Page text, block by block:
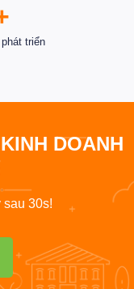
triển
DOANH
30s!